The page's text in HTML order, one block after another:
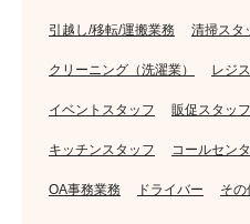
引越し/移転/運搬業務 清掃スタ
クリーニング（洗濯業） レジ
イベントスタッフ 販促スタッフ
キッチンスタッフ コールセン
OA事務業務 ドライバー その